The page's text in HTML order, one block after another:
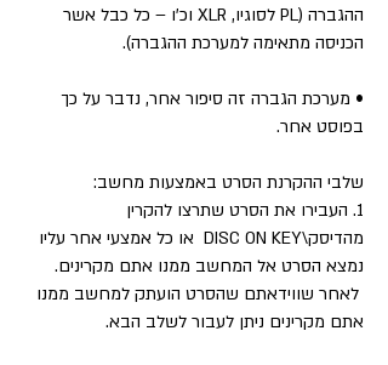
ההגברה (PL לסוגיו, XLR וכ'ו – כל כבל אשר
הכניסה מתאימה למערכת ההגברה).
• מערכת הגברה זה סיפור אחר, נדבר על כך
בפוסט אחר.
שלבי ההקרנת הסרט באמצעות מחשב:
1. העבירו את הסרט שתרצו להקרין
מהדיסק\DISC ON KEY או כל אמצעי אחר עליו
נמצא הסרט אל המחשב ממנו אתם מקרינים.
לאחר שווידאתם שהסרט הועתק למחשב ממנו
אתם מקרינים ניתן לעבור לשלב הבא.